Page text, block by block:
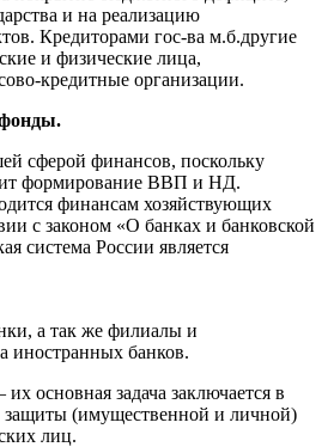
и на реализацию
Кредиторами гос-ва м.б.другие
и физические лица,
кредитные организации.
сферой финансов, поскольку
формирование ВВП и НД.
финансам хозяйствующих
с законом «О банках и банковской
система России является
а так же филиалы и
иностранных банков.
основная задача заключается в
защиты (имущественной и личной)
лиц.